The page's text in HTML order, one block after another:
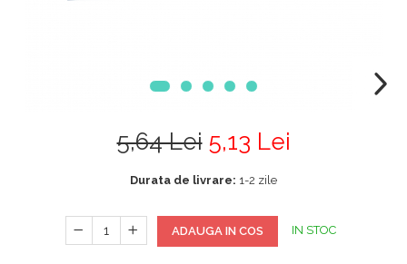
5,64 Lei 5,13 Lei
Durata de livrare: 1-2 zile
ADAUGA IN COS IN STOC